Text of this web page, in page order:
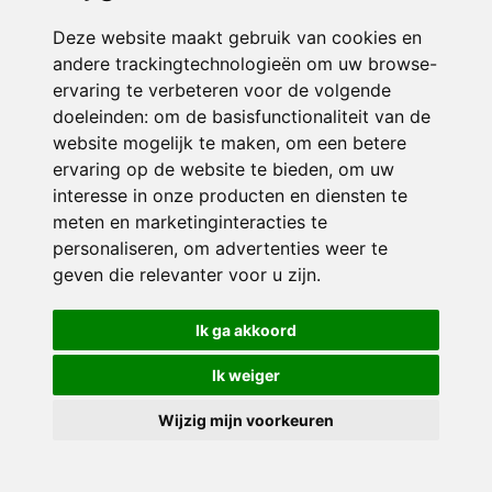
Deze website maakt gebruik van cookies en
andere trackingtechnologieën om uw browse-
ervaring te verbeteren voor de volgende
doeleinden: om de basisfunctionaliteit van de
website mogelijk te maken, om een betere
ervaring op de website te bieden, om uw
interesse in onze producten en diensten te
meten en marketinginteracties te
personaliseren, om advertenties weer te
geven die relevanter voor u zijn.
Ik ga akkoord
Ik weiger
Wijzig mijn voorkeuren
© 2026 Sint Jozef | Alle rechten voorbehouden
Privacy policy|Disclaimer| Klachtenregeling|RSIN en Anbi
voorkeuren
Crealisatie The MindOffice